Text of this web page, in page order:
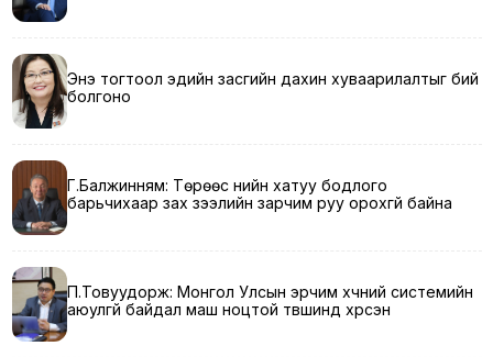
Энэ тогтоол эдийн засгийн дахин хуваарилалтыг бий
болгоно
Г.Балжинням: Төрөөс үнийн хатуу бодлого
барьчихаар зах зээлийн зарчим руу орохгүй байна
П.Товуудорж: Монгол Улсын эрчим хүчний системийн
аюулгүй байдал маш ноцтой түвшинд хүрсэн